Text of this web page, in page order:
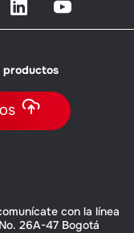
productos
con la línea
26A-47 Bogotá